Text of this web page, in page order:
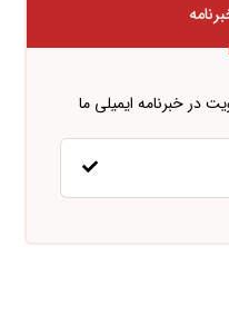
در خبرنامه ایمیلی ما